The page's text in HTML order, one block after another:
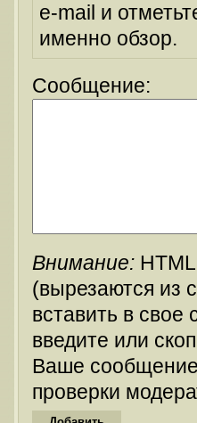
e-mail и
именно обзор.
Сообщение:
Внимание:
(вырезаются из
вставить в
введите или
Ваше
проверки